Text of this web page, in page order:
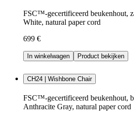
FSC™-gecertificeerd beukenhout,
White, natural paper cord
699 €
In winkelwagen Product bekijken
CH24 | Wishbone Chair
FSC™-gecertificeerd beukenhout,
Anthracite Gray, natural paper cord